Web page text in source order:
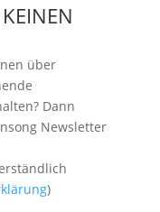
über
Dann
Newsletter
)